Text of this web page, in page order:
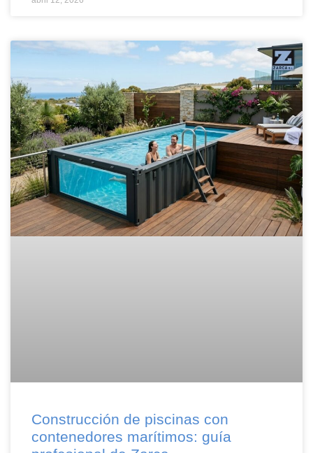
Construcción de piscinas con
contenedores marítimos: guía